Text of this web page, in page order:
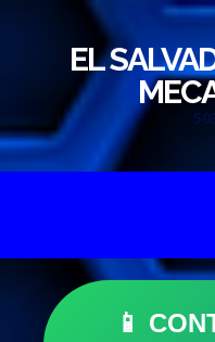
EL
📱